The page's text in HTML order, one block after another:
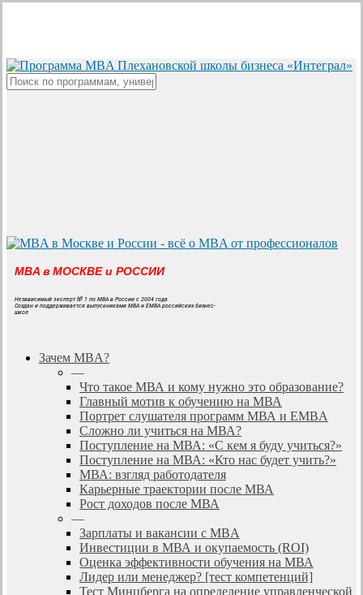
content
MBA в МОСКВЕ и РОССИИ
Независимый эксперт № 1 по MBA в России с 2004 года
Создан и поддерживается выпускниками MBA и EMBA российских бизнес-
школ
search
Menu
Зачем MBA?
—
Что такое МВА и кому нужно это образование?
Главный мотив к обучению на МВА
Портрет слушателя программ МВА и EMBA
Сложно ли учиться на МВА?
Поступление на МВА: «С кем я буду учиться?»
Поступление на МВА: «Кто нас будет учить?»
МВА: взгляд работодателя
Карьерные траектории после МВА
Рост доходов после МВА
—
Зарплаты и вакансии с MBA
Инвестиции в МВА и окупаемость (ROI)
Оценка эффективности обучения на МВА
Лидер или менеджер? [тест компетенций]
Тест Минцберга на определение управленческой